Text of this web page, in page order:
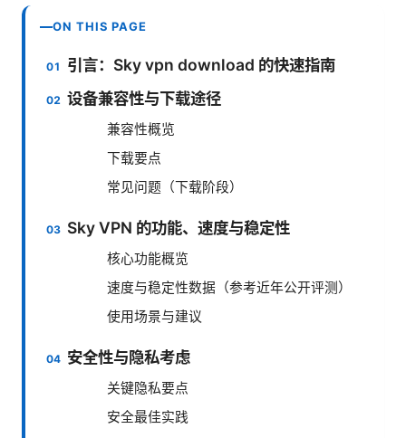
ON THIS PAGE
引言：Sky vpn download 的快速指南
设备兼容性与下载途径
兼容性概览
下载要点
常见问题（下载阶段）
Sky VPN 的功能、速度与稳定性
核心功能概览
速度与稳定性数据（参考近年公开评测）
使用场景与建议
安全性与隐私考虑
关键隐私要点
安全最佳实践